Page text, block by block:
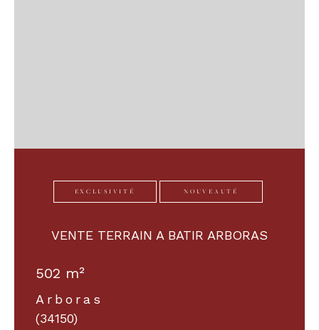
EXCLUSIVITÉ NOUVEAUTÉ
VENTE TERRAIN A BATIR ARBORAS
502 m²
Arboras
(34150)